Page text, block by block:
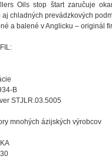
Oils stop štart zaručuje
aj chladných prevádzkových
a balené v Anglicku – originál
B
STJLR.03.5005
mnohých ázijských výrobcov